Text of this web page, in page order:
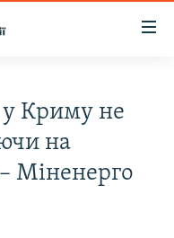
у Криму не
на
Міненерго